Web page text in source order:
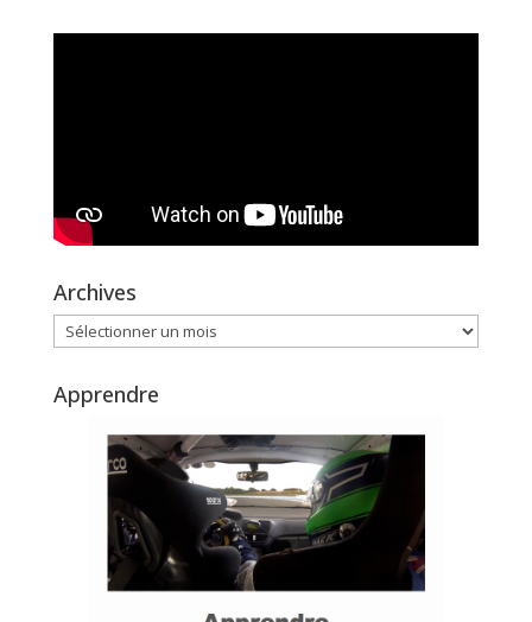
Archives
Archives
Apprendre